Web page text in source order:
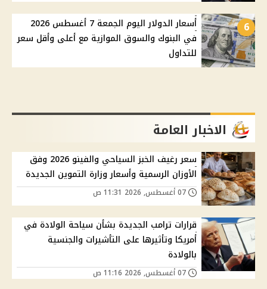
6
أسعار الدولار اليوم الجمعة 7 أغسطس 2026
في البنوك والسوق الموازية مع أعلى وأقل سعر
للتداول
الاخبار العامة
سعر رغيف الخبز السياحي والفينو 2026 وفق
الأوزان الرسمية وأسعار وزارة التموين الجديدة
قرارات ترامب الجديدة بشأن سياحة الولادة في
أمريكا وتأثيرها على التأشيرات والجنسية
بالولادة